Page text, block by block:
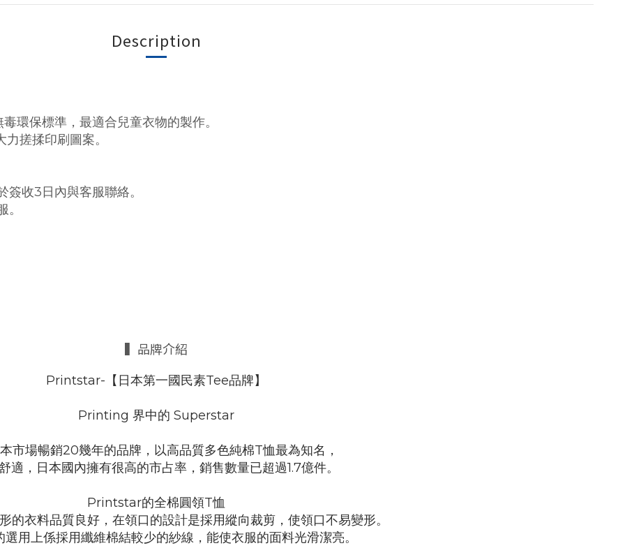
Description
環保標準，最適合兒童衣物的製作。
搓揉印刷圖案。
收3日內與客服聯絡。
▍品牌介紹
Printstar-【日本第一國民素Tee品牌】
Printing 界中的 Superstar
市場暢銷20幾年的品牌，以高品質多色純棉T恤最為知名，
適，日本國內擁有很高的市占率，銷售數量已超過1.7億件。
Printstar的全棉圓領T恤
的衣料品質良好，在領口的設計是採用縱向裁剪，使領口不易變形。
選用上係採用纖維棉結較少的紗線，能使衣服的面料光滑潔亮。